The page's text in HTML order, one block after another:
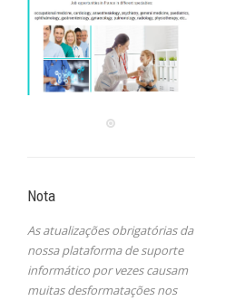
Nota
As atualizações obrigatórias da
nossa plataforma de suporte
informático por vezes causam
muitas desformatações nos